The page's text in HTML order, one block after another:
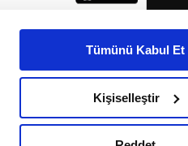
Tümünü Kabul Et
Kişiselleştir